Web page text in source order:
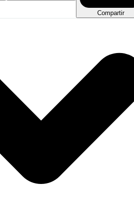
Compartir